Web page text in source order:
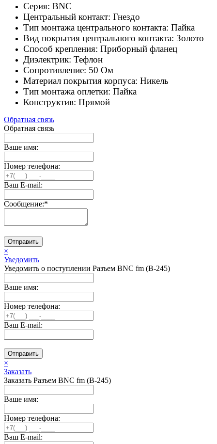
Серия: BNC
Центральный контакт: Гнездо
Тип монтажа центрального контакта: Пайка
Вид покрытия центрального контакта: Золото
Способ крепления: Приборный фланец
Диэлектрик: Тефлон
Сопротивление: 50 Ом
Материал покрытия корпуса: Никель
Тип монтажа оплетки: Пайка
Конструктив: Прямой
Обратная связь
Обратная связь
Ваше имя:
Номер телефона:
Ваш E-mail:
Сообщение:*
Отправить
×
Уведомить
Уведомить о поступлении Разъем BNC fm (B-245)
Ваше имя:
Номер телефона:
Ваш E-mail:
Отправить
×
Заказать
Заказать Разъем BNC fm (B-245)
Ваше имя:
Номер телефона:
Ваш E-mail: